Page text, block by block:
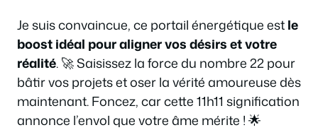
Je suis convaincue, ce portail énergétique estle
boost idéal pour aligner vos désirs et votre
réalité. 🚀 Saisissez la force du nombre 22 pour
bâtir vos projets et oser la vérité amoureuse dès
maintenant. Foncez, car cette 11h11 signification
annonce l’envol que votre âme mérite ! 🌟